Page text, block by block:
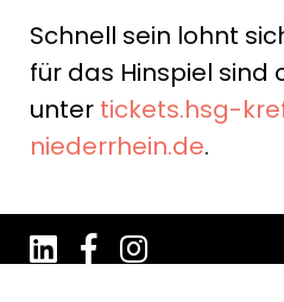
Schnell sein lohnt
für das Hinspiel sind
unter tickets.hsg-
niederrhein.de.